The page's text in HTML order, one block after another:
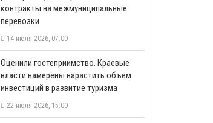
контракты на межмуниципальные
перевозки
14 июля 2026, 07:00
Оценили гостеприимство. Краевые
власти намерены нарастить объем
инвестиций в развитие туризма
22 июля 2026, 15:00